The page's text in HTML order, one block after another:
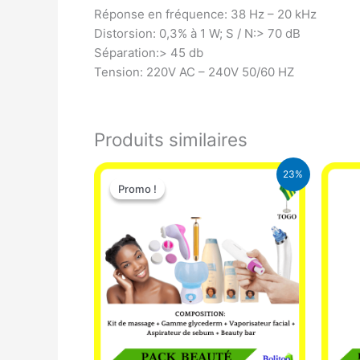
Réponse en fréquence: 38 Hz – 20 kHz
Distorsion: 0,3% à 1 W; S / N:> 70 dB
Séparation:> 45 db
Tension: 220V AC – 240V 50/60 HZ
Produits similaires
23%
Promo !
Promo !
Le
initial
65.000 CFA.
Le
49.900 CFA.